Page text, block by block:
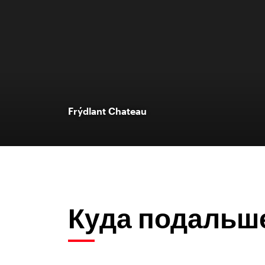
Frýdlant Chateau
Куда